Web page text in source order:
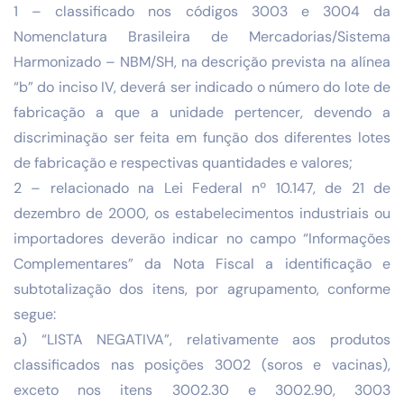
1 – classificado nos códigos 3003 e 3004 da
Nomenclatura Brasileira de Mercadorias/Sistema
Harmonizado – NBM/SH, na descrição prevista na alínea
“b” do inciso IV, deverá ser indicado o número do lote de
fabricação a que a unidade pertencer, devendo a
discriminação ser feita em função dos diferentes lotes
de fabricação e respectivas quantidades e valores;
2 – relacionado na Lei Federal nº 10.147, de 21 de
dezembro de 2000, os estabelecimentos industriais ou
importadores deverão indicar no campo “Informações
Complementares” da Nota Fiscal a identificação e
subtotalização dos itens, por agrupamento, conforme
segue:
a) “LISTA NEGATIVA”, relativamente aos produtos
classificados nas posições 3002 (soros e vacinas),
exceto nos itens 3002.30 e 3002.90, 3003